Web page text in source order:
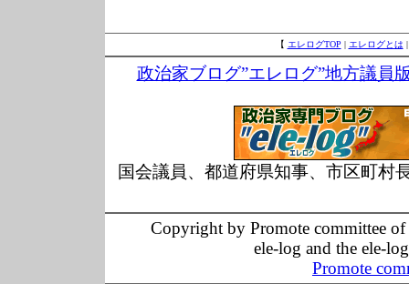
【 エレログTOP | エレログとは
政治家ブログ”エレログ”地方議員
国会議員、都道府県知事、市区町村
Copyright by Promote committee
ele-log and the ele-
Promote